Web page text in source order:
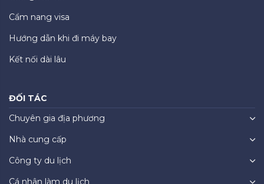
Cẩm nang visa
Hướng dẫn khi đi máy bay
Kết nối dài lâu
ĐỐI TÁC
Chuyên gia địa phương
Nhà cung cấp
Công ty du lịch
Cá nhân làm du lịch